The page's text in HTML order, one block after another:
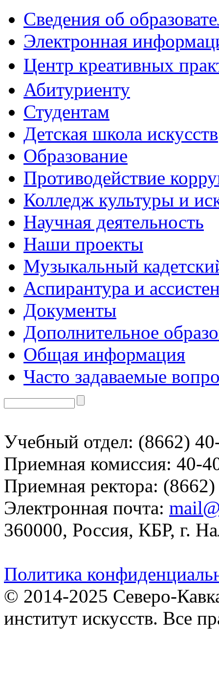
Сведения об
Электронная
Центр креативных
Абитуриенту
Студентам
Детская школа искусств
Образование
Противодействие
Колледж культуры и
Научная деятельность
Наши проекты
Музыкальный
Аспирантура и
Документы
Дополнительное
Общая информация
Часто задаваемые
Учебный отдел: (8662)
Приемная комиссия: 40-
Приемная ректора:
Электронная почта:
360000, Россия, КБР, г.
Политика
© 2014-2025 Северо-
институт искусств. Все